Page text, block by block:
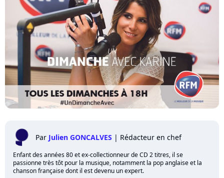
Par Julien GONCALVES | Rédacteur en chef
Enfant des années 80 et ex-collectionneur de CD 2 titres, il se
passionne très tôt pour la musique, notamment la pop anglaise et la
chanson française dont il est devenu un expert.